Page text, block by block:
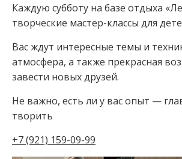
Каждую субботу на базе отдыха
творческие мастер-классы для
Вас ждут интересные темы и
атмосфера, а также прекрасная
завести новых друзей.
Не важно, есть ли у вас опыт —
творить
+7 (921) 159-09-99